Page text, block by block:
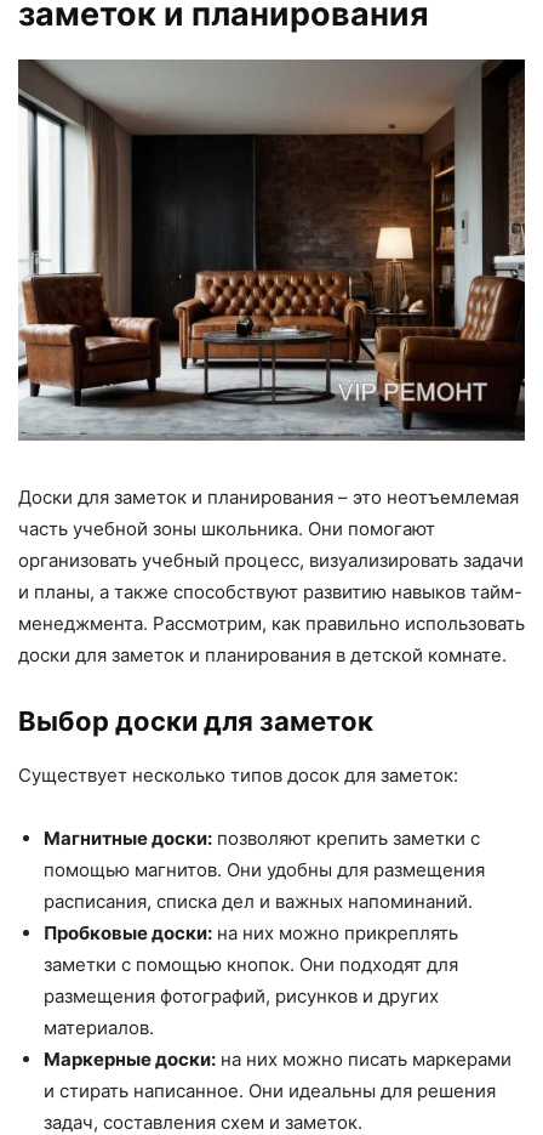
заметок и планирования
Доски для заметок и планирования – это неотъемлемая
часть учебной зоны школьника. Они помогают
организовать учебный процесс, визуализировать задачи
и планы, а также способствуют развитию навыков тайм-
менеджмента. Рассмотрим, как правильно использовать
доски для заметок и планирования в детской комнате.
Выбор доски для заметок
Существует несколько типов досок для заметок:
Магнитные доски: позволяют крепить заметки с
помощью магнитов. Они удобны для размещения
расписания, списка дел и важных напоминаний.
Пробковые доски: на них можно прикреплять
заметки с помощью кнопок. Они подходят для
размещения фотографий, рисунков и других
материалов.
Маркерные доски: на них можно писать маркерами
и стирать написанное. Они идеальны для решения
задач, составления схем и заметок.